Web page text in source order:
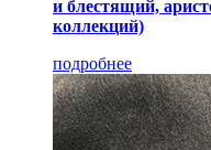
и блестящий,
коллекций)
подробнее